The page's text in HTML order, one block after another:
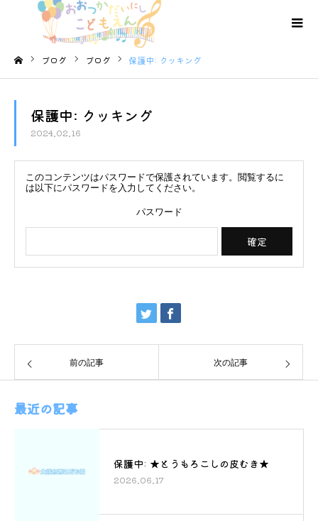
ブログ ブログ 保護中: クッキング
保護中: クッキング
2024.02.16
このコンテンツはパスワードで保護されています。閲覧するに
は以下にパスワードを入力してください。
パスワード
前の記事 次の記事
最近の記事
保護中: ★とうもろこしの皮むき★
2026.06.17